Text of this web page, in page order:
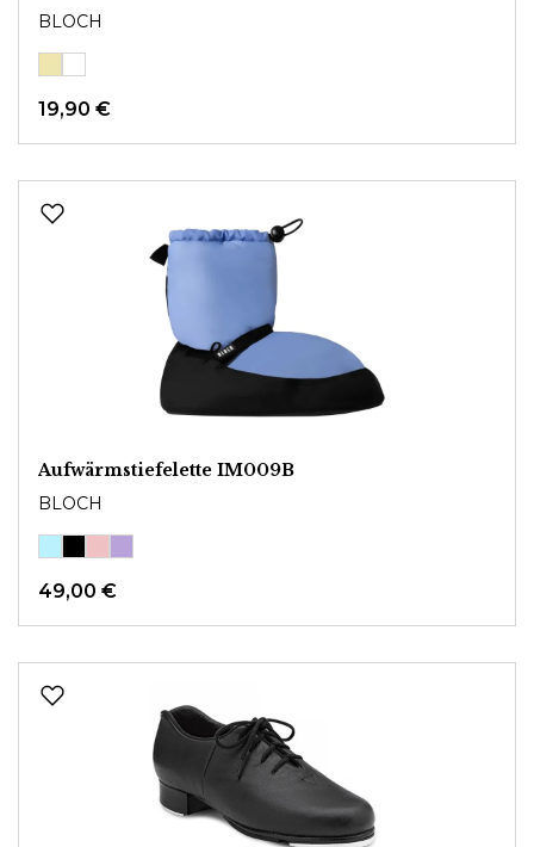
BLOCH
19,90 €
Aufwärmstiefelette IM009B
BLOCH
49,00 €